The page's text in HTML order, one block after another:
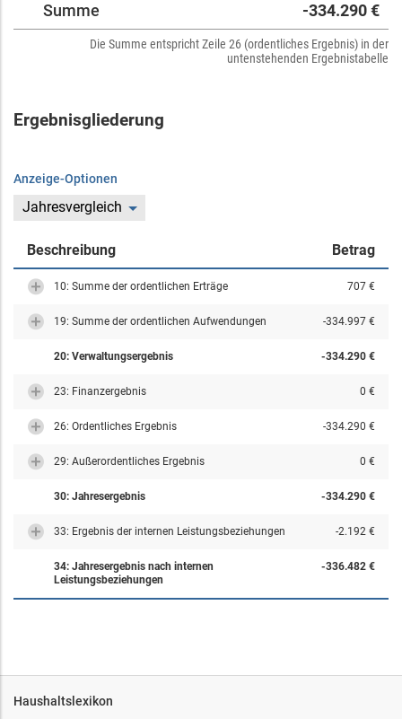
Summe -334.290 €
Die Summe entspricht Zeile 26 (ordentliches Ergebnis) in der
untenstehenden Ergebnistabelle
Ergebnisgliederung
Anzeige-Optionen
Jahresvergleich
Beschreibung Betrag
10: Summe der ordentlichen Erträge 707 €
19: Summe der ordentlichen Aufwendungen -334.997 €
20: Verwaltungsergebnis -334.290 €
23: Finanzergebnis 0 €
26: Ordentliches Ergebnis -334.290 €
29: Außerordentliches Ergebnis 0 €
30: Jahresergebnis -334.290 €
33: Ergebnis der internen Leistungsbeziehungen -2.192 €
34: Jahresergebnis nach internen
Leistungsbeziehungen
-336.482 €
Haushaltslexikon